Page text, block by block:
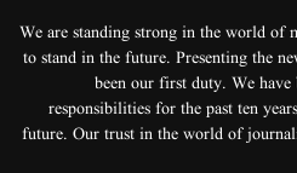
We are standing strong in the world of
to stand in the future. Presenting the
been our first duty. We
responsibilities for the past ten
future. Our trust in the world of